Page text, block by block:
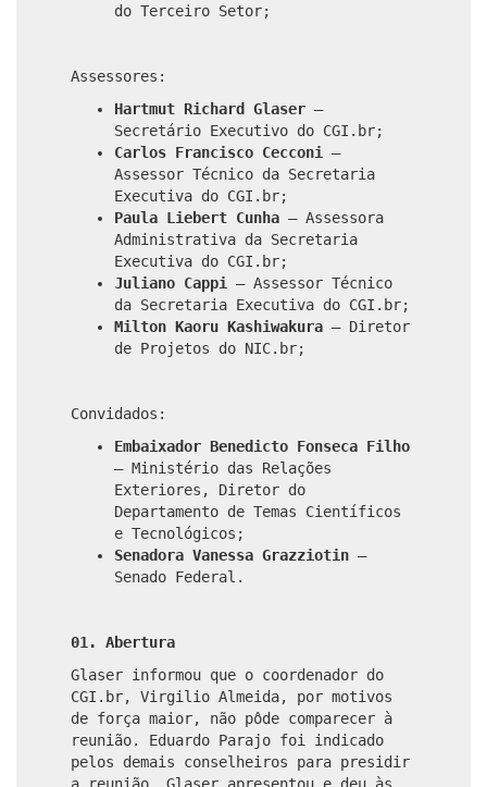
do Terceiro Setor;
Assessores:
Hartmut Richard Glaser –
Secretário Executivo do CGI.br;
Carlos Francisco Cecconi
–
Assessor Técnico da Secretaria
Executiva do CGI.br;
Paula Liebert Cunha – Assessora
Administrativa da Secretaria
Executiva do CGI.br;
Juliano Cappi – Assessor Técnico
da Secretaria Executiva do CGI.br;
Milton Kaoru Kashiwakura – Diretor
de Projetos do NIC.br;
Convidados:
Embaixador Benedicto Fonseca Filho
– Ministério das Relações
Exteriores, Diretor do
Departamento de Temas Científicos
e Tecnológicos;
Senadora Vanessa Grazziotin –
Senado Federal.
01. Abertura
Glaser informou que o coordenador do
CGI.br, Virgilio Almeida, por motivos
de força maior, não pôde comparecer à
reunião. Eduardo Parajo foi indicado
pelos demais conselheiros para presidir
a reunião. Glaser apresentou e deu às